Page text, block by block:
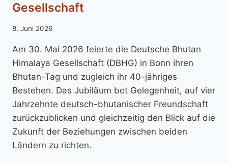
Gesellschaft
Von
8. Juni 2026
Am 30. Mai 2026 feierte die Deutsche Bhutan
Himalaya Gesellschaft (DBHG) in Bonn ihren
Bhutan-Tag und zugleich ihr 40-jähriges
Bestehen. Das Jubiläum bot Gelegenheit, auf vier
Jahrzehnte deutsch-bhutanischer Freundschaft
zurückzublicken und gleichzeitig den Blick auf die
Zukunft der Beziehungen zwischen beiden
Ländern zu richten.